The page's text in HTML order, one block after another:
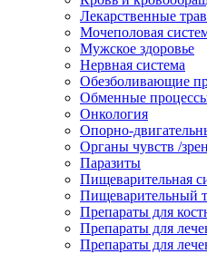
Лекарственные
Мочеполовая
Мужское здоровье
Нервная система
Обезболивающие
Обменные
Онкология
Опорно-
Органы чувств /
Паразиты
Пищеварительная
Пищеварительный
Препараты для
Препараты для
Препараты для